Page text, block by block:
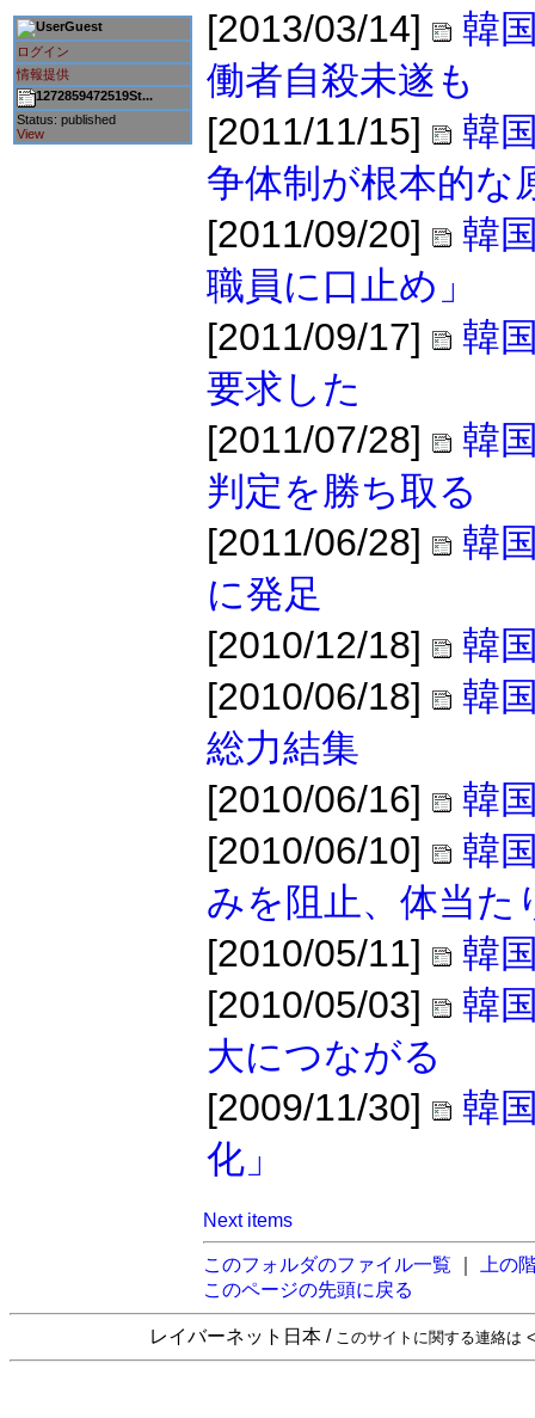
Guest
ログイン
情報提供
1272859472519St...
Status: published
View
[2013/03/14]
韓
働者自殺未遂も
[2011/11/15]
韓
争体制が根本的な
[2011/09/20]
韓
職員に口止め」
[2011/09/17]
韓
要求した
[2011/07/28]
韓
判定を勝ち取る
[2011/06/28]
韓
に発足
[2010/12/18]
韓
[2010/06/18]
韓
総力結集
[2010/06/16]
韓
[2010/06/10]
韓
みを阻止、体当た
[2010/05/11]
韓
[2010/05/03]
韓
大につながる
[2009/11/30]
韓
化」
Next items
このフォルダのファイル一覧
上の
このページの先頭に戻る
レイバーネット日本 / このサイトに関する連絡は